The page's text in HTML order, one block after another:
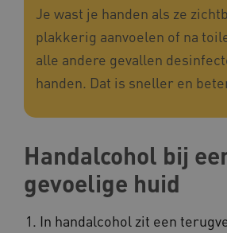
Je wast je handen als ze
plakkerig aanvoelen of na
alle andere gevallen
handen. Dat is sneller en
Handalcohol bij
gevoelige huid
In handalcohol zit een
__Secure-
ROLLOUT_TOKEN
FPLC
__cf_bm